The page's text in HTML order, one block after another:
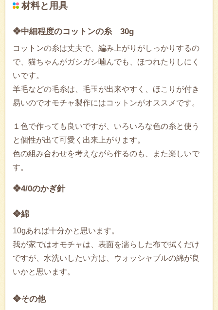
材料と用具
❖中細程度のコットンの糸 30g
コットンの糸は丈夫で、編み上がりがしっかりするの
で、猫ちゃんがガシガシ噛んでも、ほつれたりしにく
いです。
羊毛などの毛糸は、毛玉が出来やすく、ほこりが付き
易いのでオモチャ製作にはコットンがオススメです。
１色で作っても良いですが、いろいろな色の糸と使う
と個性が出て可愛く出来上がります。
色の組み合わせを考えながら作るのも、また楽しいで
す。
❖4/0のかぎ針
❖綿
10gあれば十分かと思います。
我が家ではオモチャは、表面を濡らした布で拭くだけ
ですが、水洗いしたい方は、ウォッシャブルの綿が良
いかと思います。
❖その他